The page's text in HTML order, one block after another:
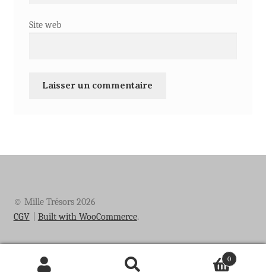
Site web
© Mille Trésors 2026
CGV
Built with WooCommerce.
0